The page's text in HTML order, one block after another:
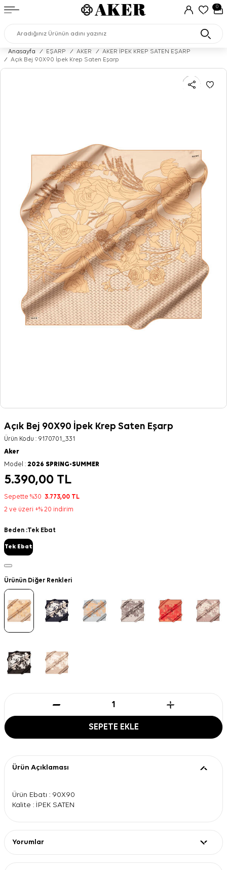
0
Anasayfa / EŞARP / AKER /
AKER İPEK KREP SATEN EŞARP
/
Açık Bej 90X90 İpek Krep Saten Eşarp
Açık Bej 90X90 İpek Krep Saten Eşarp
Ürün Kodu : 9170701_331
Aker
Model : 2026 SPRING-SUMMER
5.390,00 TL
Sepette %30 3.773,00 TL
2 ve üzeri +% 20 indirim
Beden :Tek Ebat
Tek Ebat
Ürünün Diğer Renkleri
SEPETE EKLE
Ürün Açıklaması
Ürün Ebatı : 90X90
Kalite : İPEK SATEN
Yorumlar